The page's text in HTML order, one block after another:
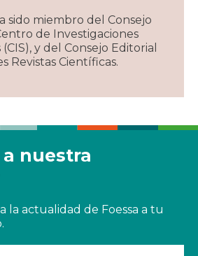
sido miembro del Consejo
de Investigaciones
y del Consejo Editorial
Revistas Científicas.
nuestra
la actualidad de Foessa a tu